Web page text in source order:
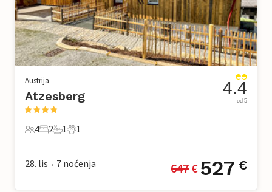
Austrija
Atzesberg
4 Gosti
4
2 Spavaće sobe
2
1 Kupaonica
1
1 Kućni ljubimac
1
4.4
od 5
28. lis • 7 noćenja 647 € 527 €